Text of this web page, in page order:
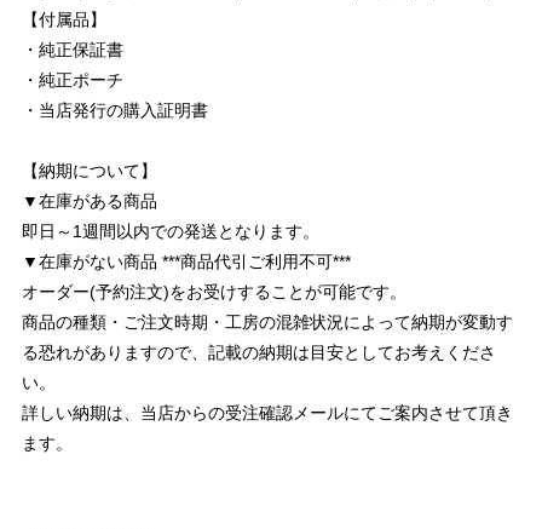
【付属品】
・純正保証書
・純正ポーチ
・当店発行の購入証明書
【納期について】
▼在庫がある商品
即日～1週間以内での発送となります。
▼在庫がない商品 ***商品代引ご利用不可***
オーダー(予約注文)をお受けすることが可能です。
商品の種類・ご注文時期・工房の混雑状況によって納期が変動す
る恐れがありますので、記載の納期は目安としてお考えくださ
い。
詳しい納期は、当店からの受注確認メールにてご案内させて頂き
ます。